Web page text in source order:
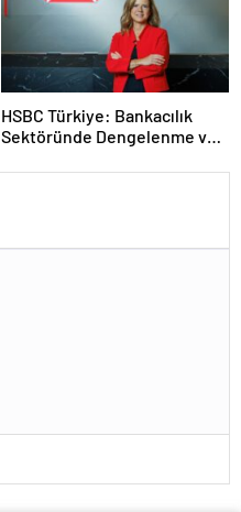
HSBC Türkiye: Bankacılık
Sektöründe Dengelenme ve